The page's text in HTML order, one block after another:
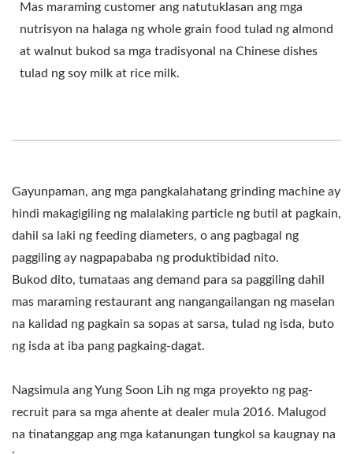
Mas maraming customer ang natutuklasan ang mga
nutrisyon na halaga ng whole grain food tulad ng almond
at walnut bukod sa mga tradisyonal na Chinese dishes
tulad ng soy milk at rice milk.
Gayunpaman, ang mga pangkalahatang grinding machine ay
hindi makagigiling ng malalaking particle ng butil at pagkain,
dahil sa laki ng feeding diameters, o ang pagbagal ng
paggiling ay nagpapababa ng produktibidad nito.
Bukod dito, tumataas ang demand para sa paggiling dahil
mas maraming restaurant ang nangangailangan ng maselan
na kalidad ng pagkain sa sopas at sarsa, tulad ng isda, buto
ng isda at iba pang pagkaing-dagat.
Nagsimula ang Yung Soon Lih ng mga proyekto ng pag-
recruit para sa mga ahente at dealer mula 2016. Malugod
na tinatanggap ang mga katanungan tungkol sa kaugnay na